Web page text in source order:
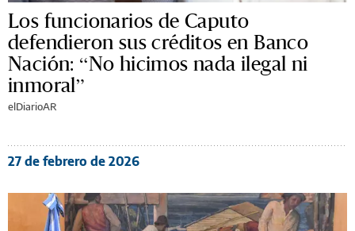
Los funcionarios de Caputo
defendieron sus créditos en Banco
Nación: “No hicimos nada ilegal ni
inmoral”
elDiarioAR
27 de febrero de 2026